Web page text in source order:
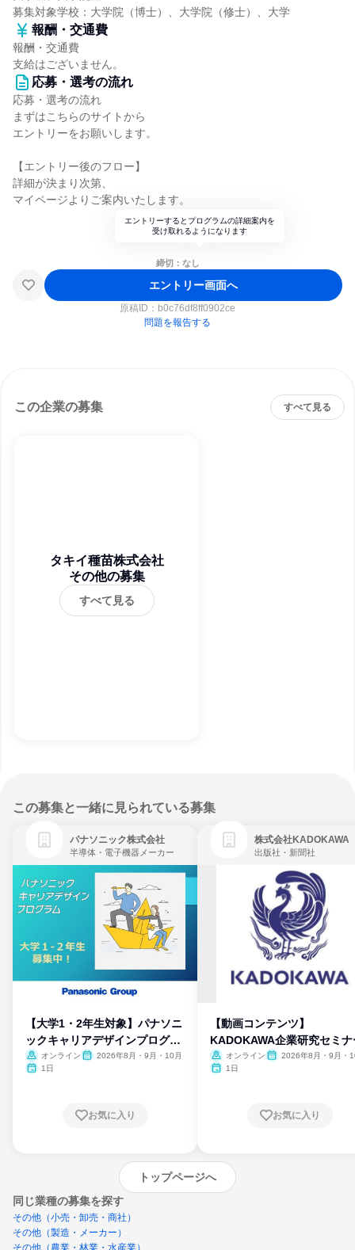
募集対象学校：大学院（博士）、大学院（修士）、大学
報酬・交通費
報酬・交通費
支給はございません。
応募・選考の流れ
応募・選考の流れ
まずはこちらのサイトから
エントリーをお願いします。
【エントリー後のフロー】
詳細が決まり次第、
マイページよりご案内いたします。
エントリーするとプログラムの詳細案内を
受け取れるようになります
締切：なし
エントリー画面へ
原稿ID： b0c76df8ff0902ce
問題を報告する
この企業の募集 すべて見る
タキイ種苗株式会社
その他の募集
すべて見る
この募集と一緒に見られている募集
パナソニック株式会社
半導体・電子機器メーカー
【大学1・2年生対象】パナソニ
ックキャリアデザインプログラ
ム
オンライン
2026年8月・9月・10月
1日
お気に入り
株式会社KADOKAWA
出版社・新聞社
【動画コンテンツ】
KADOKAWA企業研究セミナ
オンライン
2026年8月・9月・
1日
お気に入り
トップページへ
同じ業種の募集を探す
その他（小売・卸売・商社）
その他（製造・メーカー）